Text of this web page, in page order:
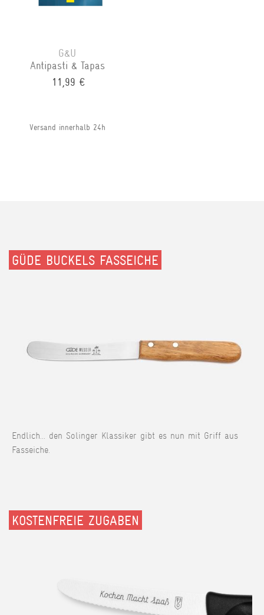
G&U
Antipasti & Tapas
11,99 €
Versand innerhalb 24h
GÜDE BUCKELS FASSEICHE
Endlich... den Solinger Klassiker gibt es nun mit Griff aus
Fasseiche.
KOSTENFREIE ZUGABEN